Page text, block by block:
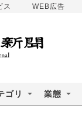
ス WEB広告
ゴリ 業態